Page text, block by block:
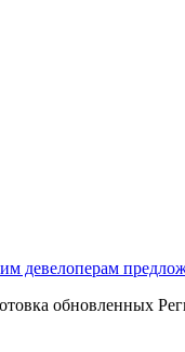
девелоперам
обновленных